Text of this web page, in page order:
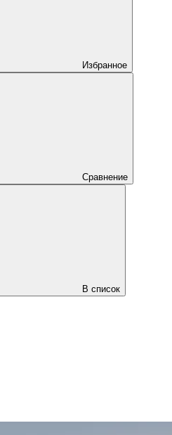
Избранное
Сравнение
В список